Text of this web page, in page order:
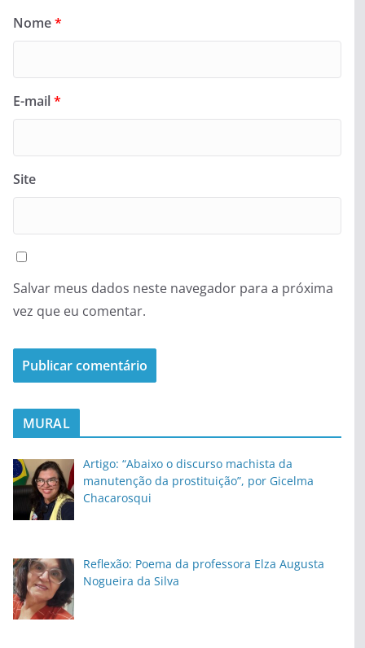
Nome*
E-mail*
Site
Salvar meus dados neste navegador para a próxima
vez que eu comentar.
MURAL
Artigo: “Abaixo o discurso machista da
manutenção da prostituição”, por Gicelma
Chacarosqui
Reflexão: Poema da professora Elza Augusta
Nogueira da Silva